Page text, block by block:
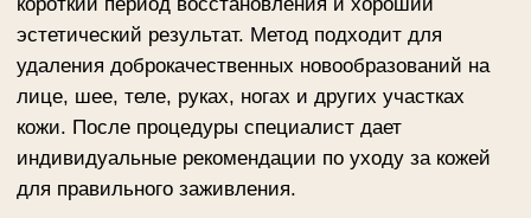
и индивидуальных особенностей кожи.
консультации и осмотра. Оставьте заявку на сайте
сети салонов «Else Style» или свяжитесь по
телефону:+7 495 234 4444
Тухачевского, 37/21; 3 — Адмирала Макарова, 6/13),
чтобы выбрать удобное время приема.
ЗАПИСАТЬСЯ НА КОНСУЛЬТАЦИЮ